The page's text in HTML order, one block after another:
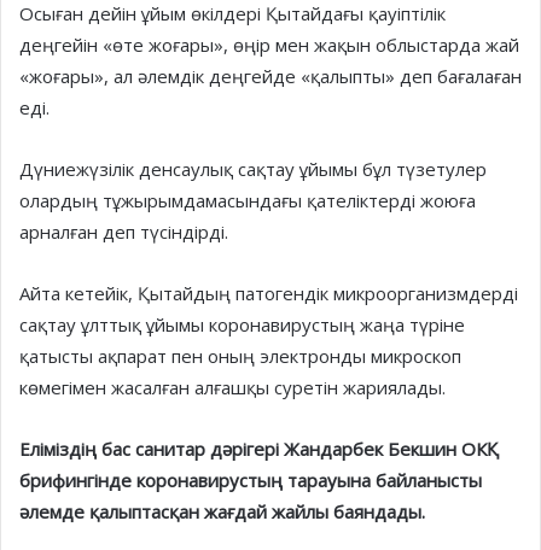
Осыған дейін ұйым өкілдері Қытайдағы қауіптілік
деңгейін «өте жоғары», өңір мен жақын облыстарда жай
«жоғары», ал әлемдік деңгейде «қалыпты» деп бағалаған
еді.
Дүниежүзілік денсаулық сақтау ұйымы бұл түзетулер
олардың тұжырымдамасындағы қателіктерді жоюға
арналған деп түсіндірді.
Айта кетейік, Қытайдың патогендік микроорганизмдерді
сақтау ұлттық ұйымы коронавирустың жаңа түріне
қатысты ақпарат пен оның электронды микроскоп
көмегімен жасалған алғашқы суретін жариялады.
Еліміздің бас санитар дәрігері Жандарбек Бекшин ОКҚ
брифингінде коронавирустың тарауына байланысты
әлемде қалыптасқан жағдай жайлы баяндады.